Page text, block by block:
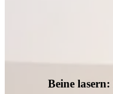
Beine